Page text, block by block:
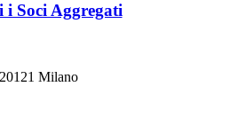
i Soci Aggregati
Milano